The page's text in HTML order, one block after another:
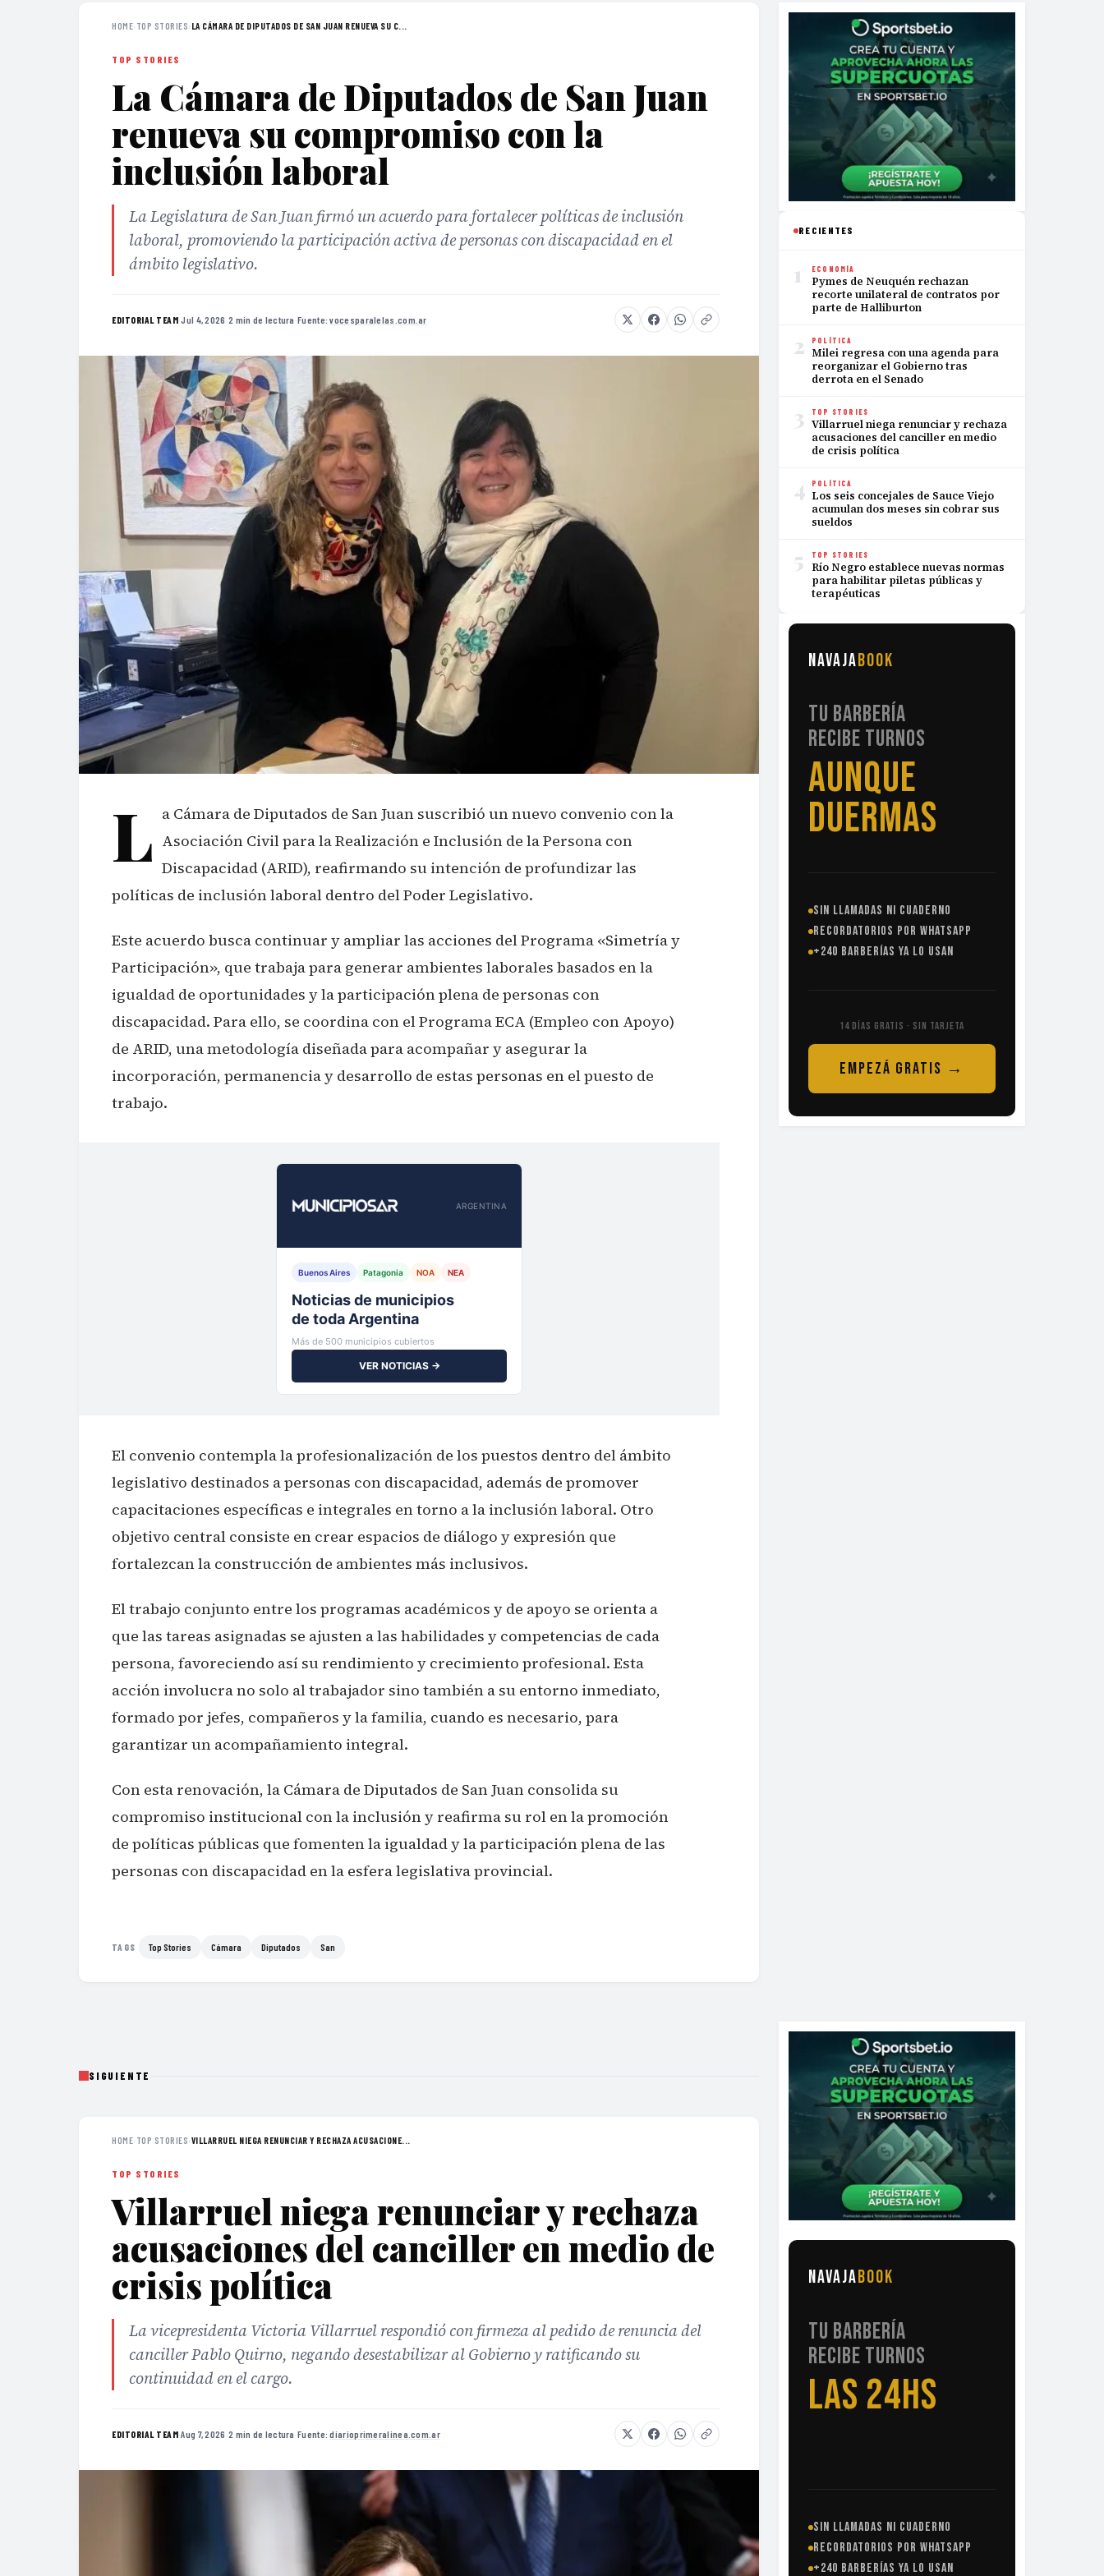
HOME› TOP STORIES› LA CÁMARA DE DIPUTADOS DE SAN JUAN RENUEVA SU C...
TOP STORIES
La Cámara de Diputados de San Juan
renueva su compromiso con la
inclusión laboral
La Legislatura de San Juan firmó un acuerdo para fortalecer políticas de inclusión
laboral, promoviendo la participación activa de personas con discapacidad en el
ámbito legislativo.
EDITORIAL TEAM·Jul 4, 2026 ·2 min de lectura ·Fuente:vocesparalelas.com.ar
L a Cámara de Diputados de San Juan suscribió un nuevo convenio con la
Asociación Civil para la Realización e Inclusión de la Persona con
Discapacidad (ARID), reafirmando su intención de profundizar las
políticas de inclusión laboral dentro del Poder Legislativo.
Este acuerdo busca continuar y ampliar las acciones del Programa «Simetría y
Participación», que trabaja para generar ambientes laborales basados en la
igualdad de oportunidades y la participación plena de personas con
discapacidad. Para ello, se coordina con el Programa ECA (Empleo con Apoyo)
de ARID, una metodología diseñada para acompañar y asegurar la
incorporación, permanencia y desarrollo de estas personas en el puesto de
trabajo.
ARGENTINA
Buenos Aires Patagonia NOA NEA
Tu municipio,
al instante
Más de 500 municipios cubiertos
VER NOTICIAS →
El convenio contempla la profesionalización de los puestos dentro del ámbito
legislativo destinados a personas con discapacidad, además de promover
capacitaciones específicas e integrales en torno a la inclusión laboral. Otro
objetivo central consiste en crear espacios de diálogo y expresión que
fortalezcan la construcción de ambientes más inclusivos.
El trabajo conjunto entre los programas académicos y de apoyo se orienta a
que las tareas asignadas se ajusten a las habilidades y competencias de cada
persona, favoreciendo así su rendimiento y crecimiento profesional. Esta
acción involucra no solo al trabajador sino también a su entorno inmediato,
formado por jefes, compañeros y la familia, cuando es necesario, para
garantizar un acompañamiento integral.
Con esta renovación, la Cámara de Diputados de San Juan consolida su
compromiso institucional con la inclusión y reafirma su rol en la promoción
de políticas públicas que fomenten la igualdad y la participación plena de las
personas con discapacidad en la esfera legislativa provincial.
TAGS Top Stories Cámara Diputados San
RECIENTES
1 ECONOMÍA
Pymes de Neuquén rechazan
recorte unilateral de contratos por
parte de Halliburton
2 POLÍTICA
Milei regresa con una agenda para
reorganizar el Gobierno tras
derrota en el Senado
3 TOP STORIES
Villarruel niega renunciar y rechaza
acusaciones del canciller en medio
de crisis política
4 POLÍTICA
Los seis concejales de Sauce Viejo
acumulan dos meses sin cobrar sus
sueldos
5 TOP STORIES
Río Negro establece nuevas normas
para habilitar piletas públicas y
terapéuticas
NAVAJABOOK
TU BARBERÍA
RECIBE TURNOS
SIN
LLAMADAS
SIN LLAMADAS NI CUADERNO
RECORDATORIOS POR WHATSAPP
+240 BARBERÍAS YA LO USAN
14 DÍAS GRATIS · SIN TARJETA
EMPEZÁ GRATIS →
SIGUIENTE
HOME› TOP STORIES›VILLARRUEL NIEGA RENUNCIAR Y RECHAZA ACUSACIONE...
TOP STORIES
Villarruel niega renunciar y rechaza
acusaciones del canciller en medio de
crisis política
La vicepresidenta Victoria Villarruel respondió con firmeza al pedido de renuncia del
canciller Pablo Quirno, negando desestabilizar al Gobierno y ratificando su
continuidad en el cargo.
EDITORIAL TEAM·Aug 7, 2026 ·2 min de lectura ·Fuente:diarioprimeralinea.com.ar
NAVAJABOOK
TU BARBERÍA
RECIBE TURNOS
LAS 24HS
SIN LLAMADAS NI CUADERNO
RECORDATORIOS POR WHATSAPP
+240 BARBERÍAS YA LO USAN